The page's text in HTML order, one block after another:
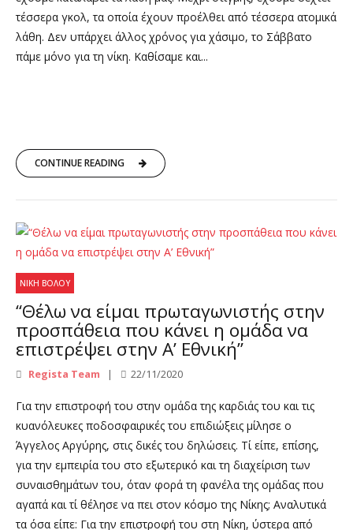
τέσσερα γκολ, τα οποία έχουν προέλθει από τέσσερα ατομικά
λάθη. Δεν υπάρχει άλλος χρόνος για χάσιμο, το Σάββατο
πάμε μόνο για τη νίκη. Καθίσαμε και...
CONTINUE READING
ΝΊΚΗ ΒΌΛΟΥ
“Θέλω να είμαι πρωταγωνιστής στην
προσπάθεια που κάνει η ομάδα να
επιστρέψει στην Α’ Εθνική”
Regista Team 22/11/2020
Για την επιστροφή του στην ομάδα της καρδιάς του και τις
κυανόλευκες ποδοσφαιρικές του επιδιώξεις μίλησε ο
Άγγελος Αργύρης, στις δικές του δηλώσεις. Τί είπε, επίσης,
για την εμπειρία του στο εξωτερικό και τη διαχείριση των
συναισθημάτων του, όταν φορά τη φανέλα της ομάδας που
αγαπά και τί θέλησε να πει στον κόσμο της Νίκης; Αναλυτικά
τα όσα είπε: Για την επιστροφή του στη Νίκη, ύστερα από